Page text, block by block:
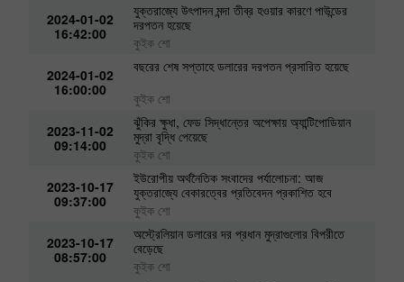
2024-01-02
16:42:00
যুক্তরাজ্যে উৎপাদন মন্দা তীব্র হওয়ার কারণে পাউন্ডের
দরপতন হয়েছে
কুইক শো
2024-01-02
16:00:00
বছরের শেষ সপ্তাহে ডলারের দরপতন প্রসারিত হয়েছে
কুইক শো
2023-11-02
09:14:00
ঝুঁকির ক্ষুধা, ফেড সিদ্ধান্তের অপেক্ষায় অ্যান্টিপোডিয়ান
মুদ্রা বৃদ্ধি পেয়েছে
কুইক শো
2023-10-17
09:37:00
ইউরোপীয় অর্থনৈতিক সংবাদের পর্যালোচনা: আজ
যুক্তরাজ্যে বেকারত্বের প্রতিবেদন প্রকাশিত হবে
কুইক শো
2023-10-17
08:57:00
অস্ট্রেলিয়ান ডলারের দর প্রধান মুদ্রাগুলোর বিপরীতে
বেড়েছে
কুইক শো